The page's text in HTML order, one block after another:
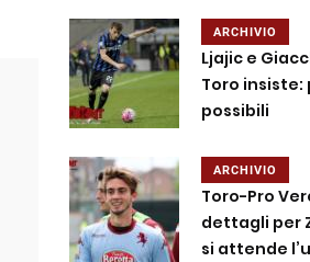
ARCHIVIO
Ljajic e
Toro insiste:
possibili
ARCHIVIO
Toro-Pro
dettagli per
si attende